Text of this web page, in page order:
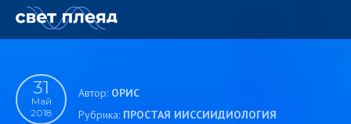
31
Май
2018
Автор: ОРИС
Рубрика: ПРОСТАЯ ИИССИИДИОЛОГИЯ